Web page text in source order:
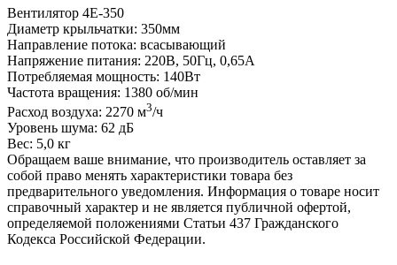
Вентилятор 4E-350
Диаметр крыльчатки: 350мм
Направление потока: всасывающий
Напряжение питания: 220В, 50Гц, 0,65A
Потребляемая мощность: 140Вт
Частота вращения: 1380 об/мин
Расход воздуха: 2270 м3/ч
Уровень шума: 62 дБ
Вес: 5,0 кг
Обращаем ваше внимание, что производитель оставляет за
собой право менять характеристики товара без
предварительного уведомления. Информация о товаре носит
справочный характер и не является публичной офертой,
определяемой положениями Статьи 437 Гражданского
Кодекса Российской Федерации.